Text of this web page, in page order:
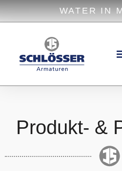
WATER IN
Produkt- &